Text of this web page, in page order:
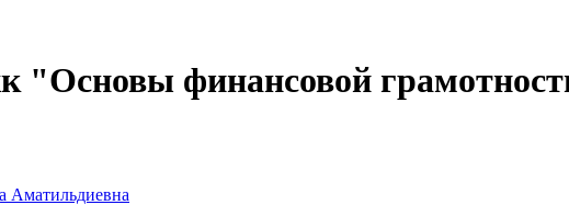
"Основы финансовой
Аматильдиевна